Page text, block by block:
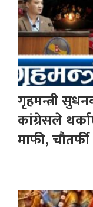
गृहमन्त्री
कांग्रेसले
माफी,